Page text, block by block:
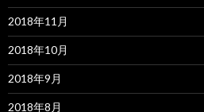
2018年11月
2018年10月
2018年9月
2018年8月